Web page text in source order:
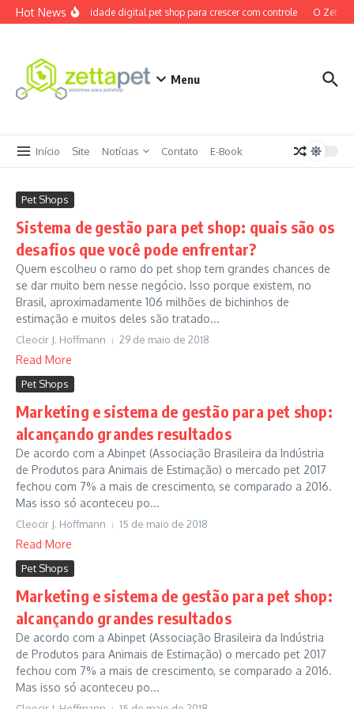
Ir para o conteúdo
Hot NewsMaturidade digital pet shop para crescer com controle O
Menu
Início Site Notícias Contato E-Book
Pet Shops
Sistema de gestão para pet shop: quais são os
desafios que você pode enfrentar?
Quem escolheu o ramo do pet shop tem grandes chances de
se dar muito bem nesse negócio. Isso porque existem, no
Brasil, aproximadamente 106 milhões de bichinhos de
estimação e muitos deles são tratado...
Cleocir J. Hoffmann 29 de maio de 2018
Read More
Pet Shops
Marketing e sistema de gestão para pet shop:
alcançando grandes resultados
De acordo com a Abinpet (Associação Brasileira da Indústria
de Produtos para Animais de Estimação) o mercado pet 2017
fechou com 7% a mais de crescimento, se comparado a 2016.
Mas isso só aconteceu po...
Cleocir J. Hoffmann 15 de maio de 2018
Read More
Pet Shops
Marketing e sistema de gestão para pet shop:
alcançando grandes resultados
De acordo com a Abinpet (Associação Brasileira da Indústria
de Produtos para Animais de Estimação) o mercado pet 2017
fechou com 7% a mais de crescimento, se comparado a 2016.
Mas isso só aconteceu po...